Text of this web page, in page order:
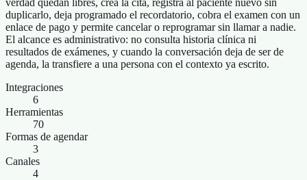
duplicarlo, deja programado el recordatorio, cobra el examen con un
enlace de pago y permite cancelar o reprogramar sin llamar a nadie.
El alcance es administrativo: no consulta historia clínica ni
resultados de exámenes, y cuando la conversación deja de ser de
agenda, la transfiere a una persona con el contexto ya escrito.
Integraciones
6
Herramientas
70
Formas de agendar
3
Canales
4